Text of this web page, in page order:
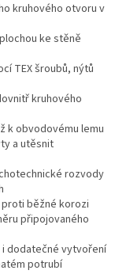
kruhového otvoru v
ke stěně
TEX šroubů, nýtů
kruhového
k obvodovému lemu
a utěsnit
rozvody
běžné korozi
připojovaného
dodatečné vytvoření
potrubí